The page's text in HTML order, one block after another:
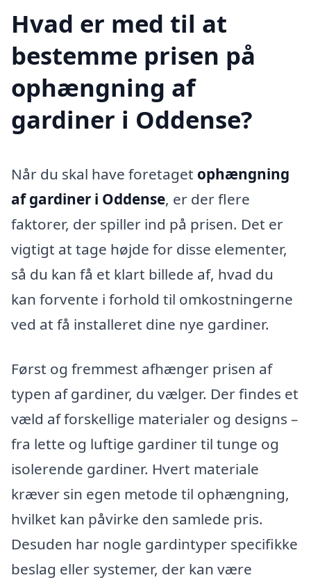
Hvad er med til at
bestemme prisen på
ophængning af
gardiner i Oddense?
Når du skal have foretaget ophængning
af gardiner i Oddense, er der flere
faktorer, der spiller ind på prisen. Det er
vigtigt at tage højde for disse elementer,
så du kan få et klart billede af, hvad du
kan forvente i forhold til omkostningerne
ved at få installeret dine nye gardiner.
Først og fremmest afhænger prisen af
typen af gardiner, du vælger. Der findes et
væld af forskellige materialer og designs –
fra lette og luftige gardiner til tunge og
isolerende gardiner. Hvert materiale
kræver sin egen metode til ophængning,
hvilket kan påvirke den samlede pris.
Desuden har nogle gardintyper specifikke
beslag eller systemer, der kan være